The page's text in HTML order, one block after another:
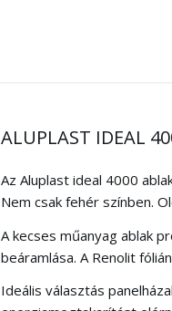
ALUPLAST IDEAL
Az Aluplast ideal 4000
Nem csak fehér színben.
A kecses műanyag ablak
beáramlása. A Renolit
Ideális választás